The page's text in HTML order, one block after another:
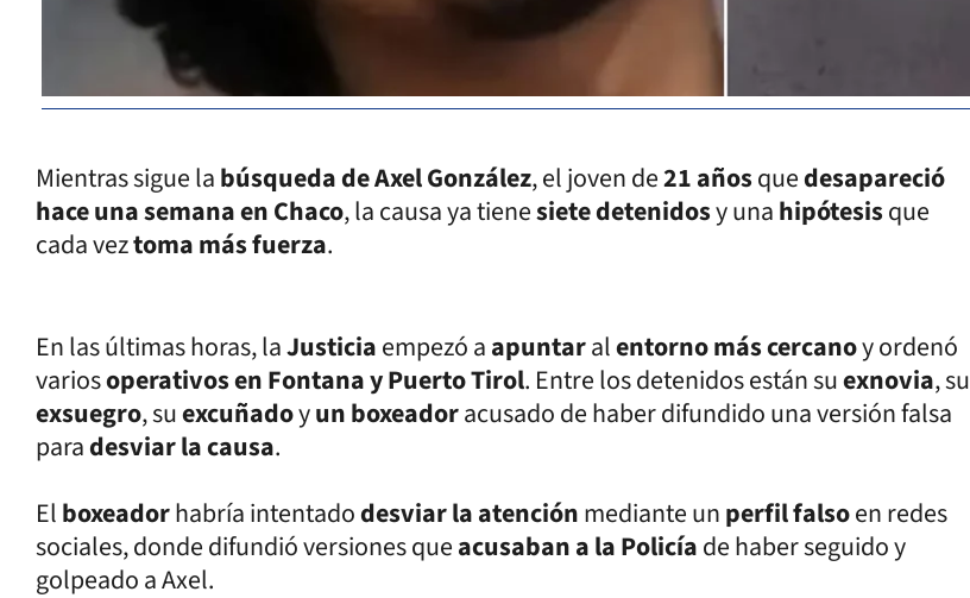
Mientras sigue labúsqueda de Axel González, el joven de21 añosquedesapareció
hace una semana en Chaco, la causa ya tienesiete detenidosy unahipótesisque
cada veztoma más fuerza.
En las últimas horas, laJusticiaempezó aapuntaralentorno más cercanoy ordenó
variosoperativos en Fontana y Puerto Tirol. Entre los detenidos están suexnovia, su
exsuegro, suexcuñadoyun boxeadoracusado de haber difundido una versión falsa
paradesviar la causa.
Elboxeadorhabría intentadodesviar la atenciónmediante unperfil falsoen redes
sociales, donde difundió versiones queacusaban a la Policíade haber seguido y
golpeado a Axel.